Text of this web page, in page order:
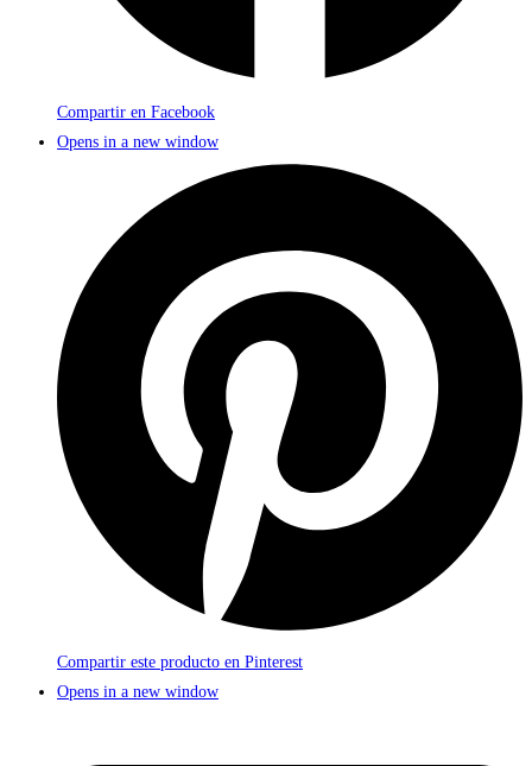
Compartir en Facebook
Opens in a new window
Compartir este producto en Pinterest
Opens in a new window